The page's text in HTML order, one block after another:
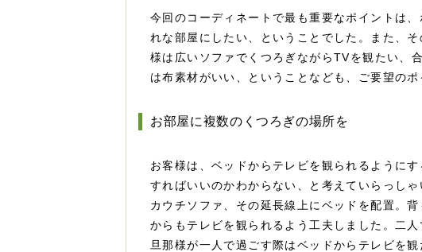
今回のコーディネートで最も重要なポイントは
れな部屋にしたい、ということでした。また、
様は広いソファでくつろぎながらTVを観たい、
は布素材がいい、ということなども、ご要望のポ
お部屋に複数のくつろぎの場所を
お客様は、ベッドからテレビを観られるように
すればいいのかわからない、と考えていらっし
カウチソファ、その延長線上にベッドを配置。
からもテレビを観られるよう工夫しました。二
旦那様が一人で過ごす際はベッドからテレビを